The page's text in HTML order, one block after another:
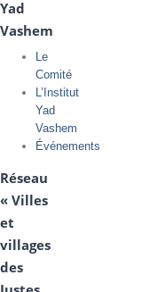
Yad
Vashem
Le
Comité
L’Institut
Yad
Vashem
Événements
Réseau
« Villes
et
villages
des